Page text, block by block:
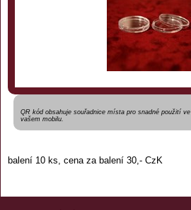
QR kód obsahuje souřadnice místa pro snadné použití ve
vašem mobilu.
balení 10 ks, cena za balení 30,- CzK